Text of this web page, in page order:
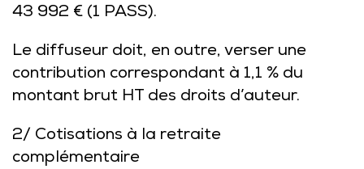
43 992 € (1 PASS).
Le diffuseur doit, en outre, verser une
contribution correspondant à 1,1 % du
montant brut HT des droits d’auteur.
2/ Cotisations à la retraite
complémentaire